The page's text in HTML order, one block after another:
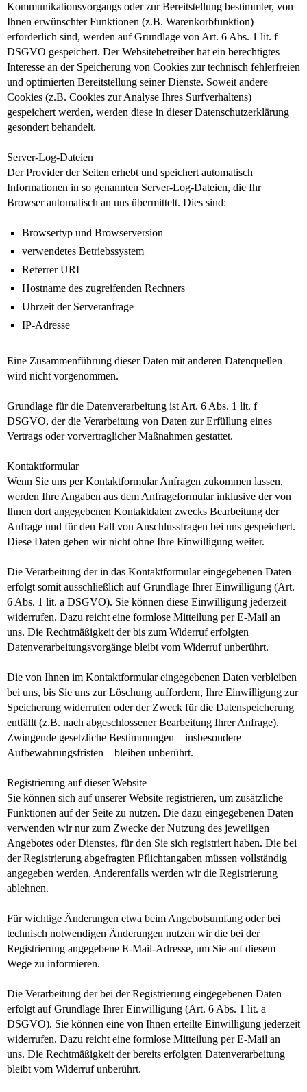
Kommunikationsvorgangs oder zur Bereitstellung bestimmter, von
Ihnen erwünschter Funktionen (z.B. Warenkorbfunktion)
erforderlich sind, werden auf Grundlage von Art. 6 Abs. 1 lit. f
DSGVO gespeichert. Der Websitebetreiber hat ein berechtigtes
Interesse an der Speicherung von Cookies zur technisch fehlerfreien
und optimierten Bereitstellung seiner Dienste. Soweit andere
Cookies (z.B. Cookies zur Analyse Ihres Surfverhaltens)
gespeichert werden, werden diese in dieser Datenschutzerklärung
gesondert behandelt.
Server-Log-Dateien
Der Provider der Seiten erhebt und speichert automatisch
Informationen in so genannten Server-Log-Dateien, die Ihr
Browser automatisch an uns übermittelt. Dies sind:
Browsertyp und Browserversion
verwendetes Betriebssystem
Referrer URL
Hostname des zugreifenden Rechners
Uhrzeit der Serveranfrage
IP-Adresse
Eine Zusammenführung dieser Daten mit anderen Datenquellen
wird nicht vorgenommen.
Grundlage für die Datenverarbeitung ist Art. 6 Abs. 1 lit. f
DSGVO, der die Verarbeitung von Daten zur Erfüllung eines
Vertrags oder vorvertraglicher Maßnahmen gestattet.
Kontaktformular
Wenn Sie uns per Kontaktformular Anfragen zukommen lassen,
werden Ihre Angaben aus dem Anfrageformular inklusive der von
Ihnen dort angegebenen Kontaktdaten zwecks Bearbeitung der
Anfrage und für den Fall von Anschlussfragen bei uns gespeichert.
Diese Daten geben wir nicht ohne Ihre Einwilligung weiter.
Die Verarbeitung der in das Kontaktformular eingegebenen Daten
erfolgt somit ausschließlich auf Grundlage Ihrer Einwilligung (Art.
6 Abs. 1 lit. a DSGVO). Sie können diese Einwilligung jederzeit
widerrufen. Dazu reicht eine formlose Mitteilung per E-Mail an
uns. Die Rechtmäßigkeit der bis zum Widerruf erfolgten
Datenverarbeitungsvorgänge bleibt vom Widerruf unberührt.
Die von Ihnen im Kontaktformular eingegebenen Daten verbleiben
bei uns, bis Sie uns zur Löschung auffordern, Ihre Einwilligung zur
Speicherung widerrufen oder der Zweck für die Datenspeicherung
entfällt (z.B. nach abgeschlossener Bearbeitung Ihrer Anfrage).
Zwingende gesetzliche Bestimmungen – insbesondere
Aufbewahrungsfristen – bleiben unberührt.
Registrierung auf dieser Website
Sie können sich auf unserer Website registrieren, um zusätzliche
Funktionen auf der Seite zu nutzen. Die dazu eingegebenen Daten
verwenden wir nur zum Zwecke der Nutzung des jeweiligen
Angebotes oder Dienstes, für den Sie sich registriert haben. Die bei
der Registrierung abgefragten Pflichtangaben müssen vollständig
angegeben werden. Anderenfalls werden wir die Registrierung
ablehnen.
Für wichtige Änderungen etwa beim Angebotsumfang oder bei
technisch notwendigen Änderungen nutzen wir die bei der
Registrierung angegebene E-Mail-Adresse, um Sie auf diesem
Wege zu informieren.
Die Verarbeitung der bei der Registrierung eingegebenen Daten
erfolgt auf Grundlage Ihrer Einwilligung (Art. 6 Abs. 1 lit. a
DSGVO). Sie können eine von Ihnen erteilte Einwilligung jederzeit
widerrufen. Dazu reicht eine formlose Mitteilung per E-Mail an
uns. Die Rechtmäßigkeit der bereits erfolgten Datenverarbeitung
bleibt vom Widerruf unberührt.